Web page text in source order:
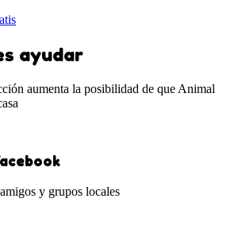
ayudar
aumenta la posibilidad de que Animal
y grupos locales